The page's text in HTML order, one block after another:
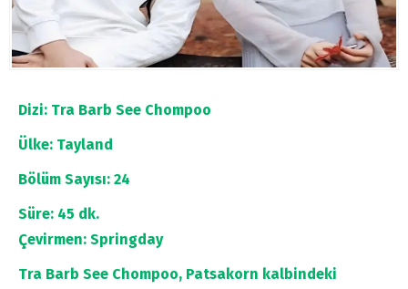
Dizi: Tra Barb See Chompoo
Ülke: Tayland
Bölüm Sayısı: 24
Süre: 45 dk.
Çevirmen: Springday
Tra Barb See Chompoo, Patsakorn kalbindeki